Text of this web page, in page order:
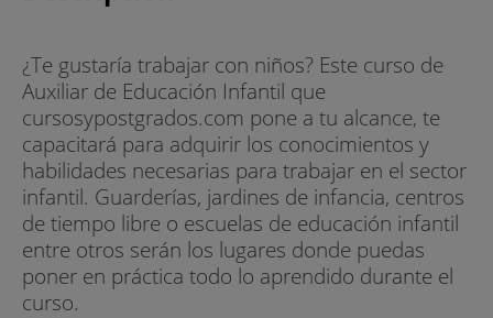
¿Te gustaría trabajar con niños? Este curso de
Auxiliar de Educación Infantil que
cursosypostgrados.com pone a tu alcance, te
capacitará para adquirir los conocimientos y
habilidades necesarias para trabajar en el sector
infantil. Guarderías, jardines de infancia, centros
de tiempo libre o escuelas de educación infantil
entre otros serán los lugares donde puedas
poner en práctica todo lo aprendido durante el
curso.